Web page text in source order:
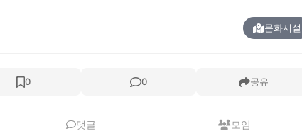
문화시설
0 0 공유
댓글 모임